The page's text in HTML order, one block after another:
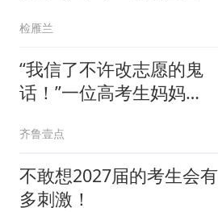
检雁兰
“我信了不许改志愿的鬼
话！”一位高考生妈妈
齐鲁壹点
不敢想2027届的考生会有
多刺激！